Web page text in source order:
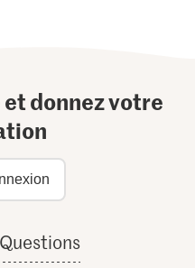
donnez votre